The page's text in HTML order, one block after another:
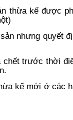
thừa kế được
nhưng quyết
chết trước thời
kế mới ở các